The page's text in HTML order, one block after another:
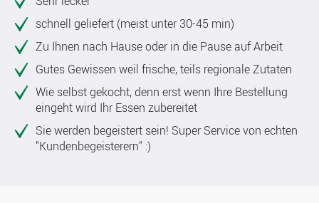
schnell geliefert (meist unter 30-45 min)
Zu Ihnen nach Hause oder in die Pause auf Arbeit
Gutes Gewissen weil frische, teils regionale Zutaten
Wie selbst gekocht, denn erst wenn Ihre Bestellung
eingeht wird Ihr Essen zubereitet
Sie werden begeistert sein! Super Service von echten
"Kundenbegeisterern" :)